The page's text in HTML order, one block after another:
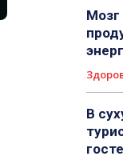
Мозг
В